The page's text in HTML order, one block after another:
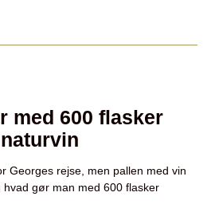
med 600 flasker
Georges rejse, men pallen med vin
gør man med 600 flasker